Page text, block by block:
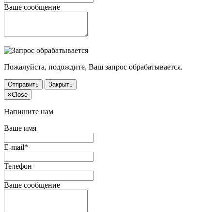
Ваше сообщение
Пожалуйста, подождите, Ваш запрос обрабатывается.
Отправить
Закрыть
×Close
Напишите нам
Ваше имя
E-mail*
Телефон
Ваше сообщение